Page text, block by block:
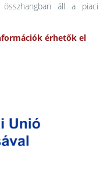
összhangban áll a piaci
érhetők el